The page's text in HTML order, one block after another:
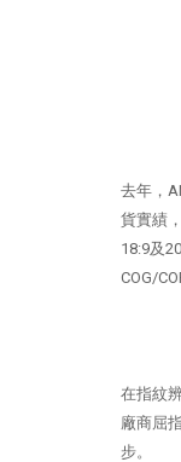
去年，
貨實績
18:9及
COG/
在指紋
廠商屈
步。